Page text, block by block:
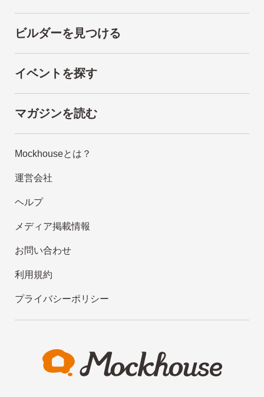
ビルダーを見つける
イベントを探す
マガジンを読む
Mockhouseとは？
運営会社
ヘルプ
メディア掲載情報
お問い合わせ
利用規約
プライバシーポリシー